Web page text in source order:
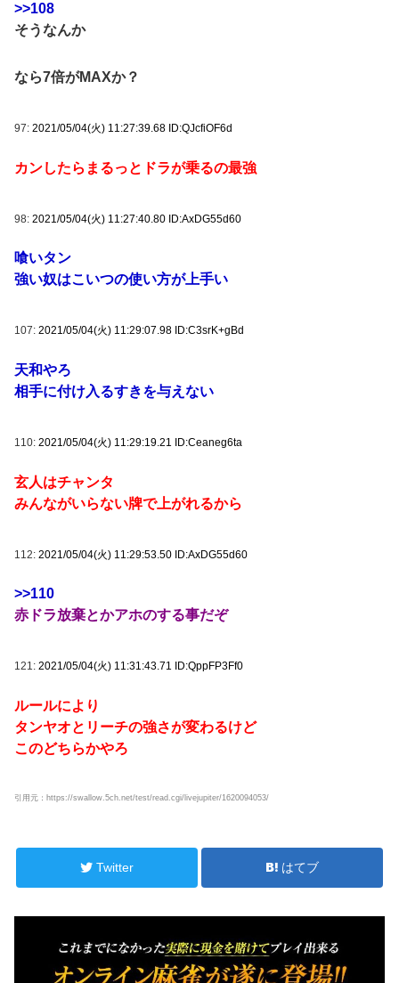
>>108
そうなんか
なら7倍がMAXか？
97: 2021/05/04(火) 11:27:39.68 ID:QJcfiOF6d
カンしたらまるっとドラが乗るの最強
98: 2021/05/04(火) 11:27:40.80 ID:AxDG55d60
喰いタン
強い奴はこいつの使い方が上手い
107: 2021/05/04(火) 11:29:07.98 ID:C3srK+gBd
天和やろ
相手に付け入るすきを与えない
110: 2021/05/04(火) 11:29:19.21 ID:Ceaneg6ta
玄人はチャンタ
みんながいらない牌で上がれるから
112: 2021/05/04(火) 11:29:53.50 ID:AxDG55d60
>>110
赤ドラ放棄とかアホのする事だぞ
121: 2021/05/04(火) 11:31:43.71 ID:QppFP3Ff0
ルールにより
タンヤオとリーチの強さが変わるけど
このどちらかやろ
引用元：https://swallow.5ch.net/test/read.cgi/livejupiter/1620094053/
Twitter はてブ